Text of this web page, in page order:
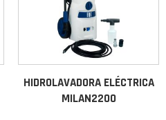
HIDROLAVADORA ELÉCTRICA
MILAN2200